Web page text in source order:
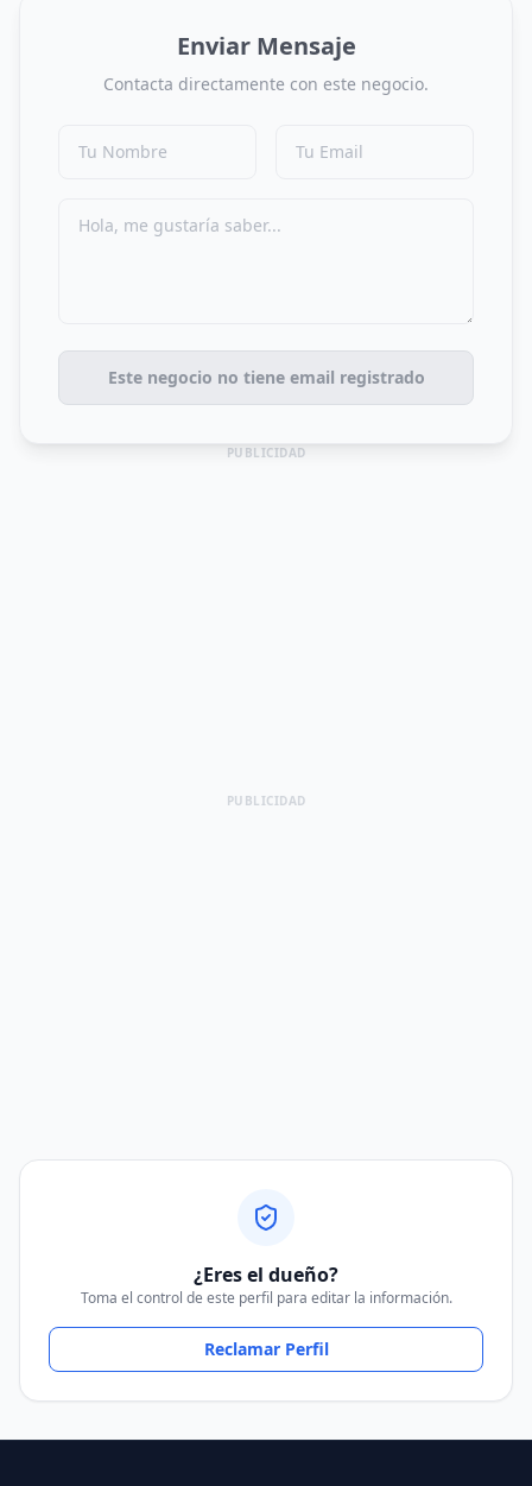
Enviar Mensaje
Contacta directamente con este negocio.
Este negocio no tiene email registrado
PUBLICIDAD
PUBLICIDAD
¿Eres el dueño?
Toma el control de este perfil para editar la información.
Reclamar Perfil